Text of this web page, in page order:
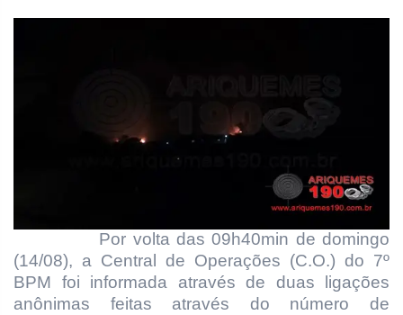
Por volta das 09h40min de domingo
(14/08), a Central de Operações (C.O.) do 7º
BPM foi informada através de duas ligações
anônimas feitas através do número de